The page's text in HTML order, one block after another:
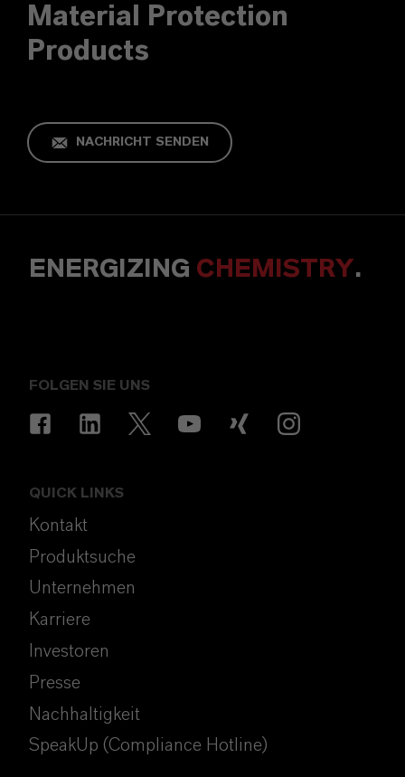
Material Protection
Products
NACHRICHT SENDEN
ENERGIZING CHEMISTRY.
FOLGEN SIE UNS
QUICK LINKS
Kontakt
Produktsuche
Unternehmen
Karriere
Investoren
Presse
Nachhaltigkeit
SpeakUp (Compliance Hotline)